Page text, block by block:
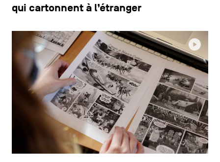
qui cartonnent à l’étranger